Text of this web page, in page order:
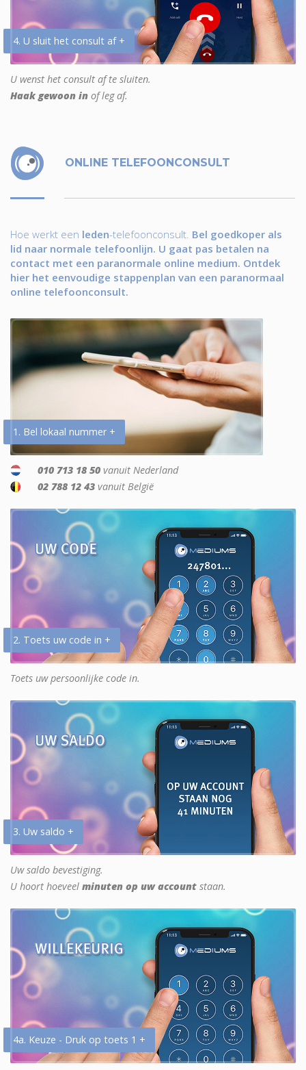
4. U sluit het consult af +
U wenst het consult af te sluiten.
Haak gewoon in of leg af.
ONLINE TELEFOONCONSULT
Hoe werkt een leden-telefoonconsult. Bel goedkoper als
lid naar normale telefoonlijn. U gaat pas betalen na
contact met een paranormale online medium. Ontdek
hier het eenvoudige stappenplan van een paranormaal
online telefoonconsult.
1. Bel lokaal nummer +
010 713 18 50 vanuit Nederland
02 788 12 43 vanuit België
2. Toets uw code in +
Toets uw persoonlijke code in.
3. Uw saldo +
Uw saldo bevestiging.
U hoort hoeveel minuten op uw account staan.
4a. Keuze - Druk op toets 1 +